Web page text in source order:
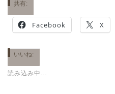
共有:
Facebook X
いいね:
読み込み中…